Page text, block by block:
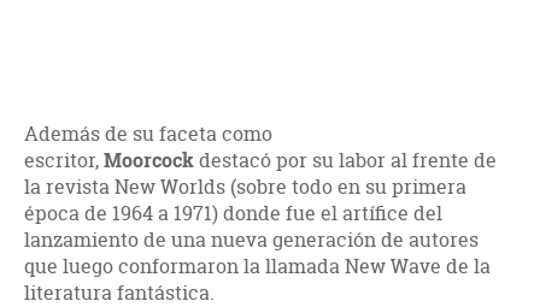
Además de su faceta como
escritor,Moorcockdestacó por su labor al frente de
la revista New Worlds (sobre todo en su primera
época de 1964 a 1971) donde fue el artífice del
lanzamiento de una nueva generación de autores
que luego conformaron la llamada New Wave de la
literatura fantástica.